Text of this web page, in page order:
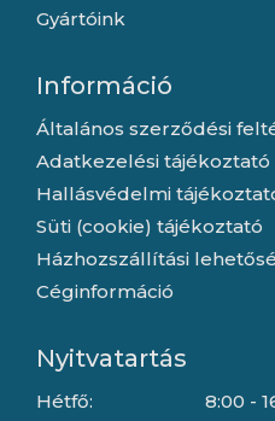
Gyártóink
Információ
Általános szerződési
Adatkezelési tájékoztató
Hallásvédelmi
Süti (cookie) tájékoztató
Házhozszállítási
Céginformáció
Nyitvatartás
Hétfő:
8:00 -